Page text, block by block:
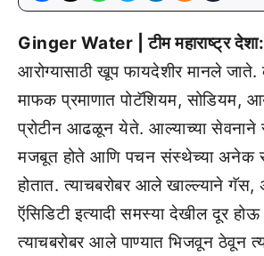
Ginger Water | टीम महाराष्ट्र देशा:
आरोग्यासाठी खूप फायदेशीर मानले जाते.
माफक प्रमाणात पोटॅशियम, सोडियम,
प्रोटीन आढळून येते. आल्याच्या सेवनाने
मजबूत होते आणि पचन संस्थेच्या अनेक
होतात. त्याचबरोबर आले खाल्ल्याने गॅस,
ऍसिडिटी इत्यादी समस्या देखील दूर
त्याचबरोबर आले पाण्यात भिजवून ठेवून